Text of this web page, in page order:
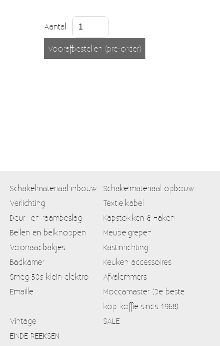
Aantal
Schakelmateriaal inbouw
Schakelmateriaal opbouw
Verlichting
Textielkabel
Deur- en raambeslag
Kapstokken & Haken
Bellen en belknoppen
Meubelgrepen
Voorraadbakjes
Kastinrichting
Badkamer
Keuken accessoires
Smeg 50s klein elektro
Afvalemmers
Emaille
Moccamaster (De beste
kop koffie sinds 1968)
Vintage
SALE
EINDE REEKSEN